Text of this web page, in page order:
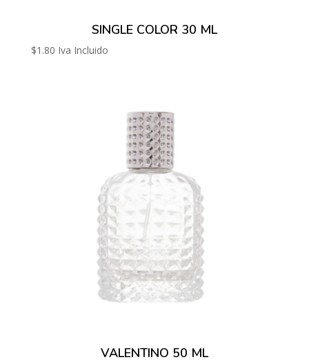
SINGLE COLOR 30 ML
$1.80 Iva Incluido
VALENTINO 50 ML